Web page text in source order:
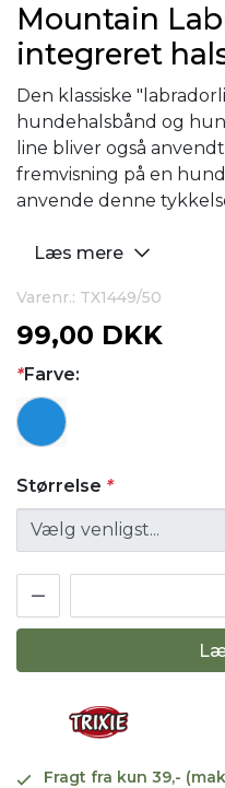
Mountain
integreret
Den klassiske
hundehalsbånd og
line bliver også
fremvisning på en
anvende denne
Læs mere
Varenr.: TX1449/50
99,00 DKK
*Farve:
Størrelse *
Fragt fra kun 39,-